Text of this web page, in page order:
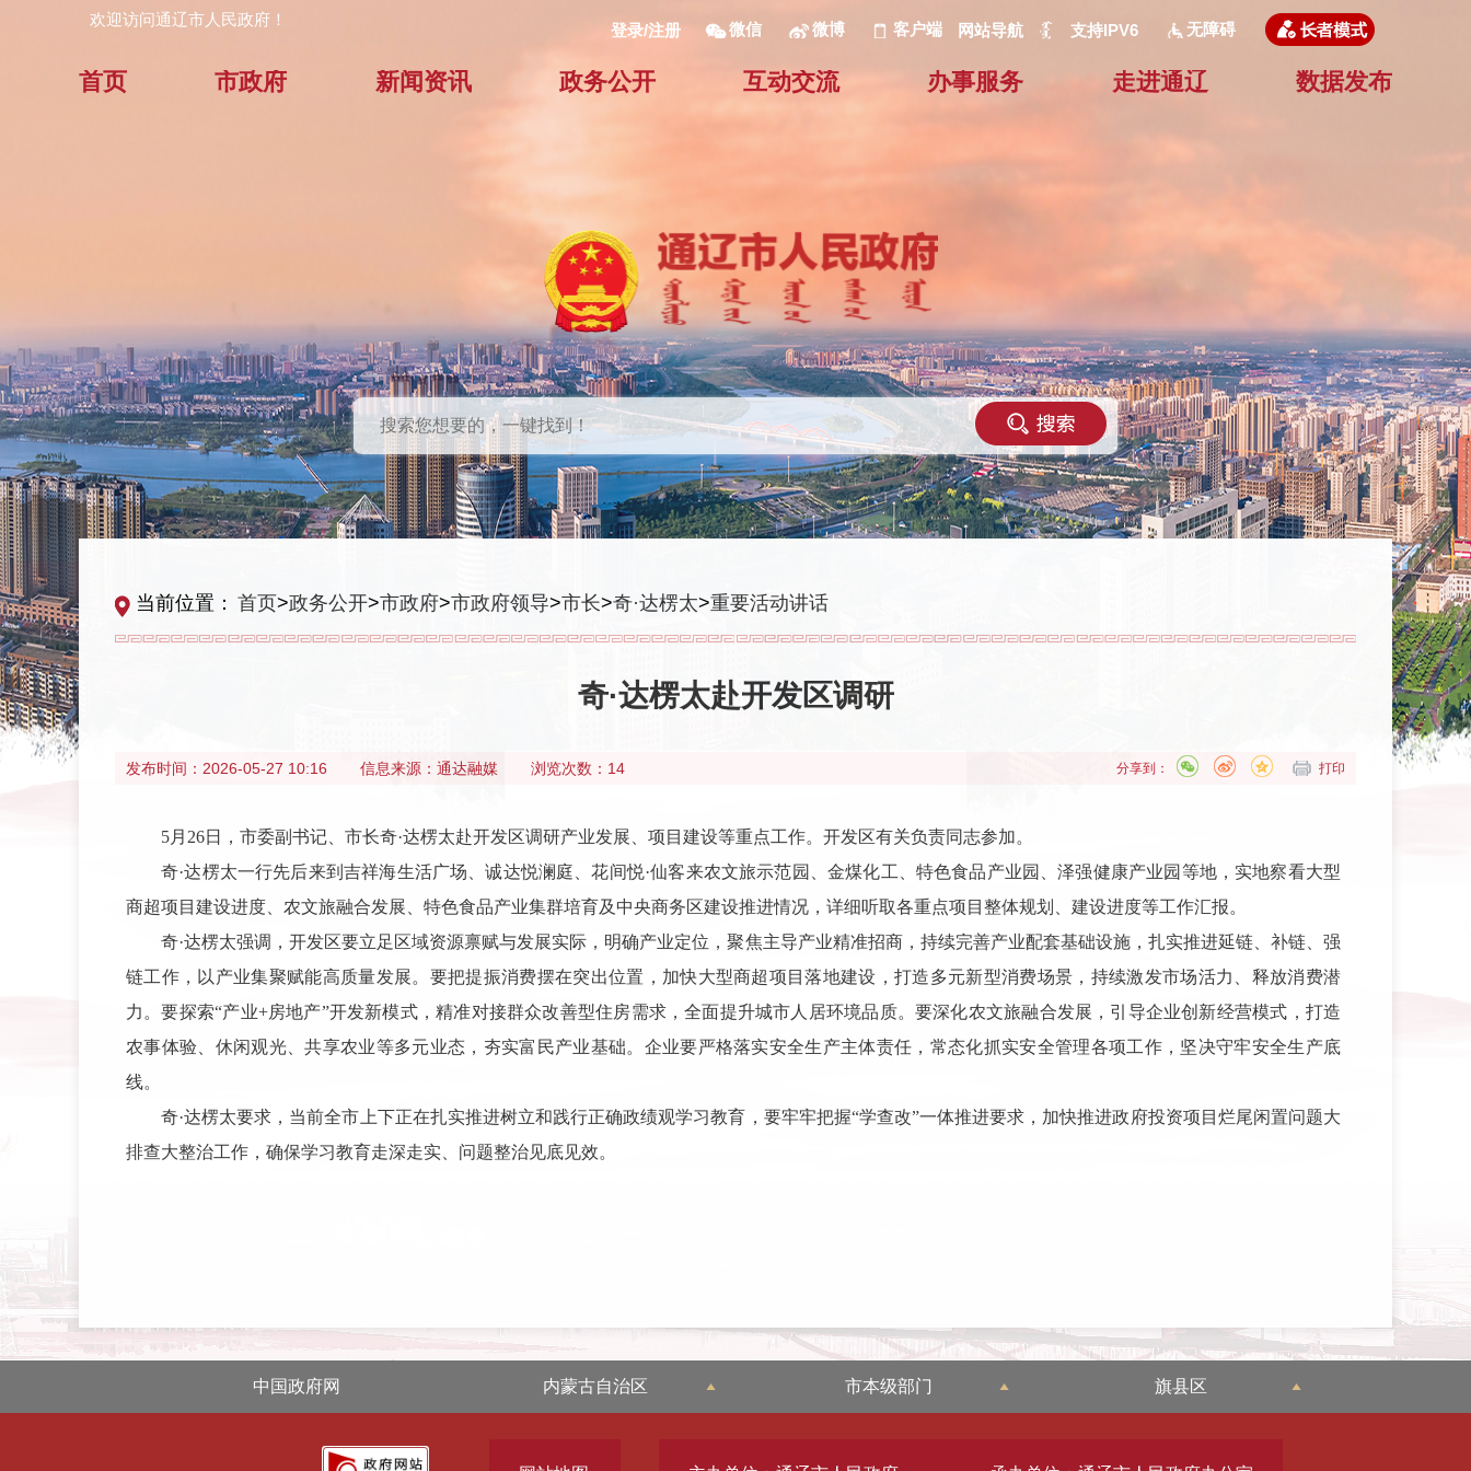
欢迎访问通辽市人民政府！
登录/注册 微信 微博 客户端 网站导航 支持IPV6 无障碍
首页 市政府 新闻资讯 政务公开 互动交流 办事服务 走进通辽 数据发布
当前位置： 首页>政务公开>市政府>市政府领导>市长>奇·达楞太>重要活动讲话
奇·达楞太赴开发区调研
发布时间： 2026-05-27 10:16 信息来源： 通达融媒 浏览次数：14 打印
分享到：
5月26日，市委副书记、市长奇·达楞太赴开发区调研产业发展、项目建设等重点工作。开发区有关负责同志参加。
奇·达楞太一行先后来到吉祥海生活广场、诚达悦澜庭、花间悦·仙客来农文旅示范园、金煤化工、特色食品产业园、泽强健康产业园等地，实地察看大型
商超项目建设进度、农文旅融合发展、特色食品产业集群培育及中央商务区建设推进情况，详细听取各重点项目整体规划、建设进度等工作汇报。
奇·达楞太强调，开发区要立足区域资源禀赋与发展实际，明确产业定位，聚焦主导产业精准招商，持续完善产业配套基础设施，扎实推进延链、补链、强
链工作，以产业集聚赋能高质量发展。要把提振消费摆在突出位置，加快大型商超项目落地建设，打造多元新型消费场景，持续激发市场活力、释放消费潜
力。要探索“产业+房地产”开发新模式，精准对接群众改善型住房需求，全面提升城市人居环境品质。要深化农文旅融合发展，引导企业创新经营模式，打造
农事体验、休闲观光、共享农业等多元业态，夯实富民产业基础。企业要严格落实安全生产主体责任，常态化抓实安全管理各项工作，坚决守牢安全生产底
线。
奇·达楞太要求，当前全市上下正在扎实推进树立和践行正确政绩观学习教育，要牢牢把握“学查改”一体推进要求，加快推进政府投资项目烂尾闲置问题大
排查大整治工作，确保学习教育走深走实、问题整治见底见效。
中国政府网 内蒙古自治区 市本级部门 旗县区